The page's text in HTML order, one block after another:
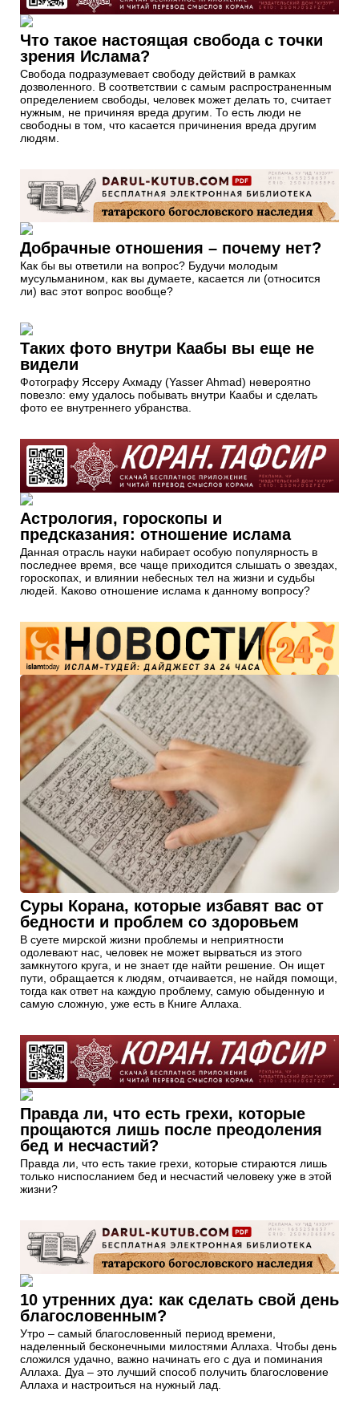
Что такое настоящая свобода с точки
зрения Ислама?
Свобода подразумевает свободу действий в рамках
дозволенного. В соответствии с самым распространенным
определением свободы, человек может делать то, считает
нужным, не причиняя вреда другим. То есть люди не
свободны в том, что касается причинения вреда другим
людям.
Добрачные отношения – почему нет?
Как бы вы ответили на вопрос? Будучи молодым
мусульманином, как вы думаете, касается ли (относится
ли) вас этот вопрос вообще?
Таких фото внутри Каабы вы еще не
видели
Фотографу Яссеру Ахмаду (Yasser Ahmad) невероятно
повезло: ему удалось побывать внутри Каабы и сделать
фото ее внутреннего убранства.
Астрология, гороскопы и
предсказания: отношение ислама
Данная отрасль науки набирает особую популярность в
последнее время, все чаще приходится слышать о звездах,
гороскопах, и влиянии небесных тел на жизни и судьбы
людей. Каково отношение ислама к данному вопросу?
Суры Корана, которые избавят вас от
бедности и проблем со здоровьем
В суете мирской жизни проблемы и неприятности
одолевают нас, человек не может вырваться из этого
замкнутого круга, и не знает где найти решение. Он ищет
пути, обращается к людям, отчаивается, не найдя помощи,
тогда как ответ на каждую проблему, самую обыденную и
самую сложную, уже есть в Книге Аллаха.
Правда ли, что есть грехи, которые
прощаются лишь после преодоления
бед и несчастий?
Правда ли, что есть такие грехи, которые стираются лишь
только ниспосланием бед и несчастий человеку уже в этой
жизни?
10 утренних дуа: как сделать свой день
благословенным?
Утро – самый благословенный период времени,
наделенный бесконечными милостями Аллаха. Чтобы день
сложился удачно, важно начинать его с дуа и поминания
Аллаха. Дуа – это лучший способ получить благословение
Аллаха и настроиться на нужный лад.